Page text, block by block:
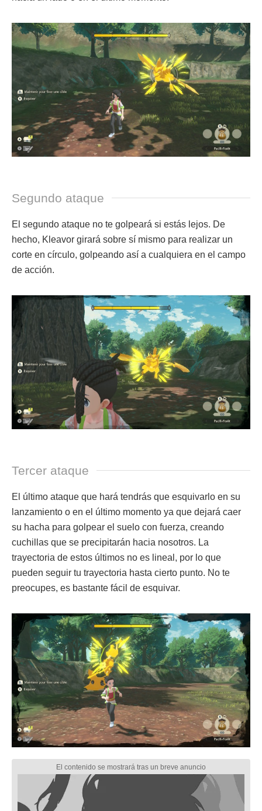
Segundo ataque
El segundo ataque no te golpeará si estás lejos. De
hecho, Kleavor girará sobre sí mismo para realizar un
corte en círculo, golpeando así a cualquiera en el campo
de acción.
Tercer ataque
El último ataque que hará tendrás que esquivarlo en su
lanzamiento o en el último momento ya que dejará caer
su hacha para golpear el suelo con fuerza, creando
cuchillas que se precipitarán hacia nosotros. La
trayectoria de estos últimos no es lineal, por lo que
pueden seguir tu trayectoria hasta cierto punto. No te
preocupes, es bastante fácil de esquivar.